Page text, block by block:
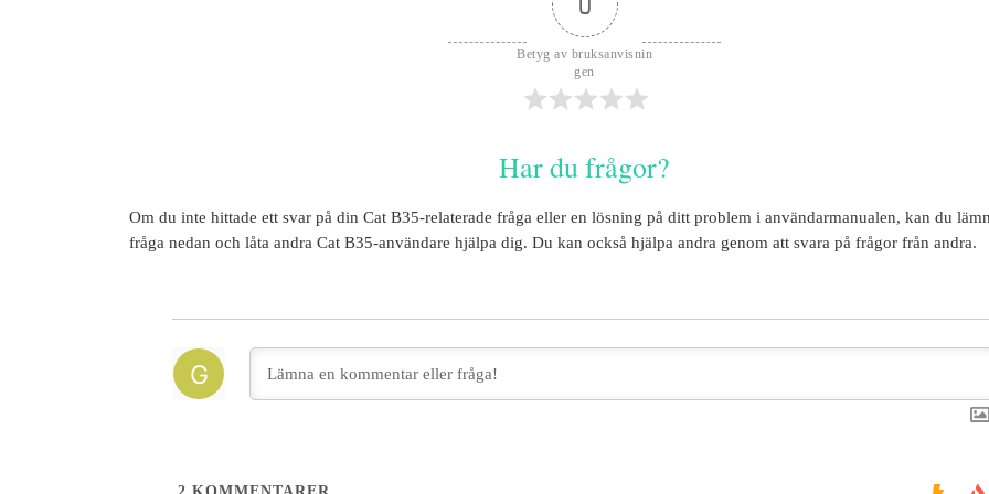
Betyg av bruksanvisnin
gen
Har du frågor?
Om du inte hittade ett svar på din Cat B35-relaterade fråga eller en lösning på ditt problem i användarmanualen, kan du
fråga nedan och låta andra Cat B35-användare hjälpa dig. Du kan också hjälpa andra genom att svara på frågor från andra.